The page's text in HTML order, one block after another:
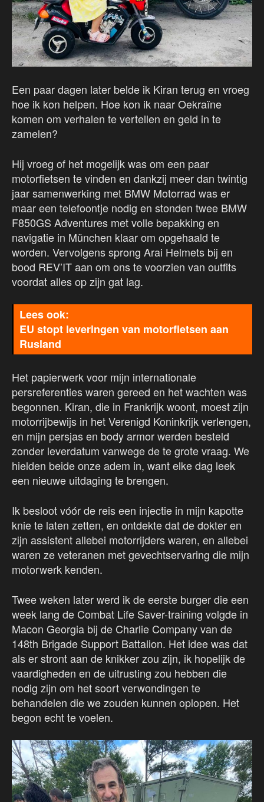
Een paar dagen later belde ik Kiran terug en vroeg
hoe ik kon helpen. Hoe kon ik naar Oekraïne
komen om verhalen te vertellen en geld in te
zamelen?
Hij vroeg of het mogelijk was om een paar
motorfietsen te vinden en dankzij meer dan twintig
jaar samenwerking met BMW Motorrad was er
maar een telefoontje nodig en stonden twee BMW
F850GS Adventures met volle bepakking en
navigatie in München klaar om opgehaald te
worden. Vervolgens sprong Arai Helmets bij en
bood REV’IT aan om ons te voorzien van outfits
voordat alles op zijn gat lag.
EU stopt leveringen van motorfietsen aan
Rusland
Het papierwerk voor mijn internationale
persreferenties waren gereed en het wachten was
begonnen. Kiran, die in Frankrijk woont, moest zijn
motorrijbewijs in het Verenigd Koninkrijk verlengen,
en mijn persjas en body armor werden besteld
zonder leverdatum vanwege de te grote vraag. We
hielden beide onze adem in, want elke dag leek
een nieuwe uitdaging te brengen.
Ik besloot vóór de reis een injectie in mijn kapotte
knie te laten zetten, en ontdekte dat de dokter en
zijn assistent allebei motorrijders waren, en allebei
waren ze veteranen met gevechtservaring die mijn
motorwerk kenden.
Twee weken later werd ik de eerste burger die een
week lang de Combat Life Saver-training volgde in
Macon Georgia bij de Charlie Company van de
148th Brigade Support Battalion. Het idee was dat
als er stront aan de knikker zou zijn, ik hopelijk de
vaardigheden en de uitrusting zou hebben die
nodig zijn om het soort verwondingen te
behandelen die we zouden kunnen oplopen. Het
begon echt te voelen.